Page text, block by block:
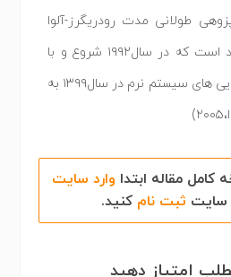
طولانی مدت رودریگرز-آلوا
درموسسه سیستمی آند است که در سال۱۹۹۲ شروع و با
ظهور رسمی رویکرد پویایی های سیستم نرم در سال۱۳۹۹ به
کامل مقاله ابتدا وارد سایت
سایت ثبت نام کنید.
امتیاز دهید